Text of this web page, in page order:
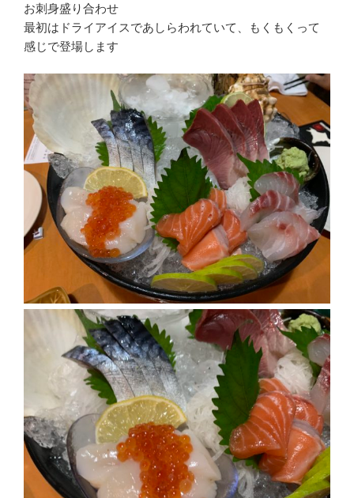
お刺身盛り合わせ
最初はドライアイスであしらわれていて、もくもくって
感じで登場します